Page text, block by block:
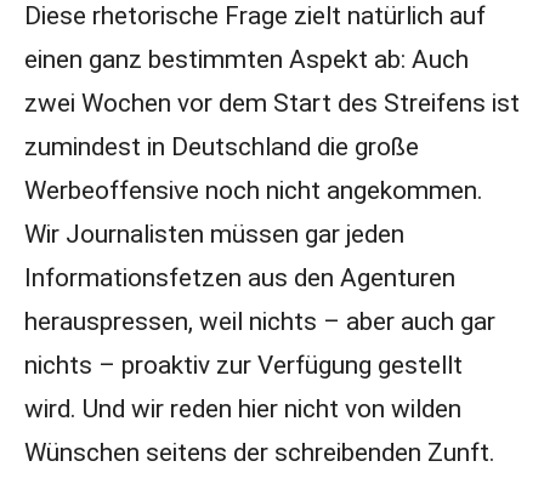
Diese rhetorische Frage zielt natürlich auf
einen ganz bestimmten Aspekt ab: Auch
zwei Wochen vor dem Start des Streifens ist
zumindest in Deutschland die große
Werbeoffensive noch nicht angekommen.
Wir Journalisten müssen gar jeden
Informationsfetzen aus den Agenturen
herauspressen, weil nichts – aber auch gar
nichts – proaktiv zur Verfügung gestellt
wird. Und wir reden hier nicht von wilden
Wünschen seitens der schreibenden Zunft.